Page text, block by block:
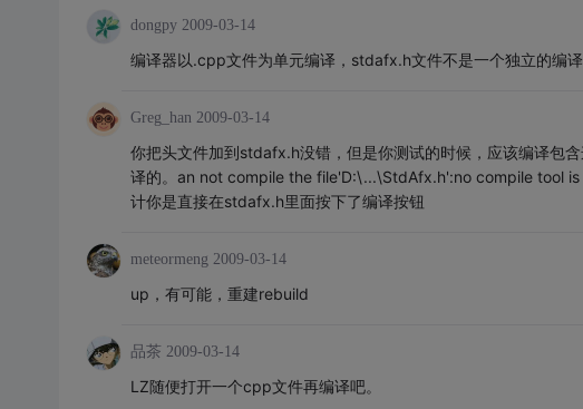
dongpy 2009-03-14
编译器以.cpp文件为单元编译，stdafx.h文件不是一个独立的编译
Greg_han 2009-03-14
你把头文件加到stdafx.h没错，但是你测试的时候，应该编译包
译的。an not compile the file'D:\...\StdAfx.h':no compile tool
计你是直接在stdafx.h里面按下了编译按钮
meteormeng 2009-03-14
up，有可能，重建rebuild
品茶 2009-03-14
LZ随便打开一个cpp文件再编译吧。